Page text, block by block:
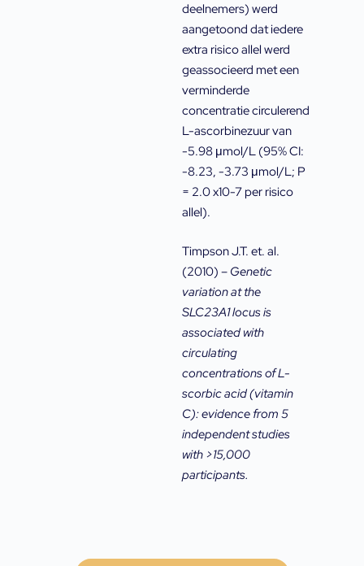
deelnemers) werd
aangetoond dat iedere
extra risico allel werd
geassocieerd met een
verminderde
concentratie circulerend
L-ascorbinezuur van
-5.98 μmol/L (95% CI:
-8.23, -3.73 μmol/L; P
= 2.0 x10-7 per risico
allel).
Timpson J.T. et. al.
(2010) – Genetic
variation at the
SLC23A1 locus is
associated with
circulating
concentrations of L-
scorbic acid (vitamin
C): evidence from 5
independent studies
with >15,000
participants.